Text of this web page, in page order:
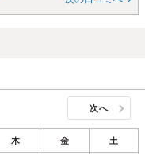
次へ
木 金 土